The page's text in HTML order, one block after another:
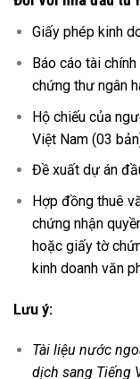
Giấy phép kinh
Báo cáo tài
chứng thư ngân
Hộ chiếu của
Việt Nam (03
Đề xuất dự án
Hợp đồng thuê
chứng nhận
hoặc giấy tờ
kinh doanh văn
Lưu ý:
Tài liệu nước
dịch sang Tiếng